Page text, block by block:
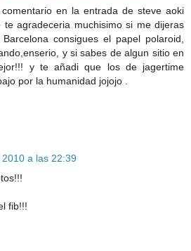
en la entrada de steve aoki
te agradeceria muchisimo si me dijeras
consigues el papel polaroid,
y si sabes de algun sitio en
y te añadi que los de jagertime
por la humanidad jojojo .
a las 22:39
fib!!!